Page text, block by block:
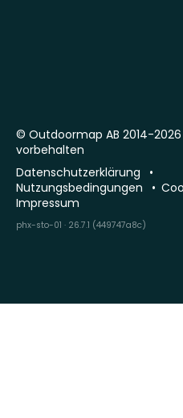
© Outdoormap AB 2014-
vorbehalten
Datenschutzerklärung
Nutzungsbedingungen
Impressum
phx-sto-01 · 26.7.1 (449747a8c)